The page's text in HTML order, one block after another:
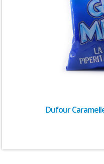
Dufour